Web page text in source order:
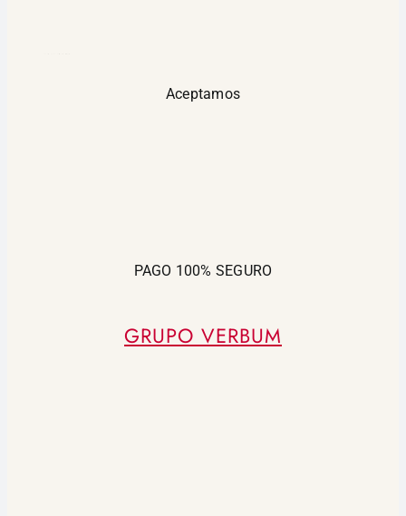
Aceptamos
PAGO 100% SEGURO
GRUPO VERBUM